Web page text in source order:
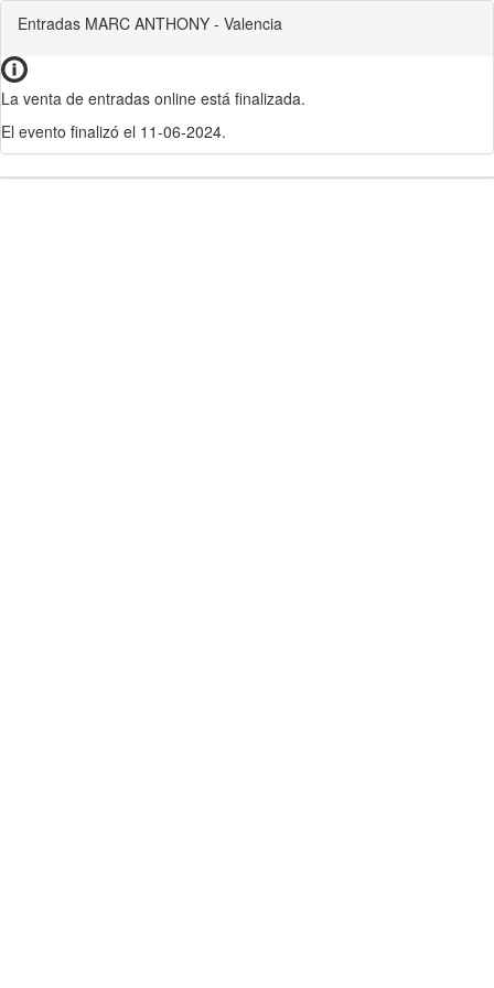
Entradas MARC ANTHONY - Valencia
La venta de entradas online está finalizada.
El evento finalizó el 11-06-2024.